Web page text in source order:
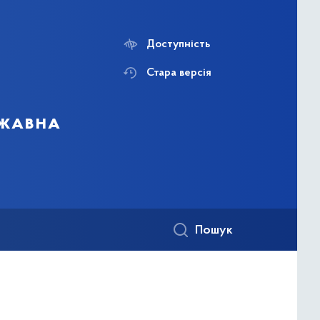
Доступність
Стара версія
Пошук